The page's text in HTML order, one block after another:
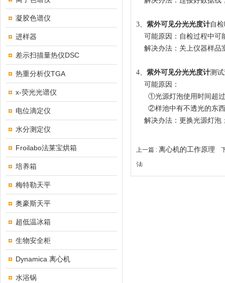
凝胶色谱仪
进样器
差示扫描量热仪DSC
热重分析仪TGA
x-荧光光谱仪
电位滴定仪
水分测定仪
Froilabo法莱宝烘箱
培养箱
梅特勒天平
奥豪斯天平
超低温冰箱
生物安全柜
Dynamica 离心机
水浴锅
3、 紫外可见分光光度计自
可能原因：自检过程中可
解决办法：关上仪器样品
4、 紫外可见分光光度计测
可能原因：
①光源灯泡使用时间超过
②样池中有不透光的东西
解决办法：更换光源灯泡
上一篇 : 离心机的工作原理
法